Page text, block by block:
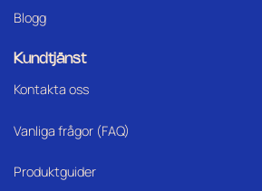
Blogg
Kundtjänst
Kontakta oss
Vanliga frågor (FAQ)
Produktguider